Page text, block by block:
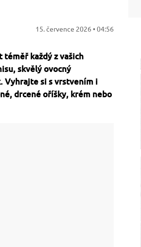
15. července 2026 • 04:56
každý z vašich
skvělý ovocný
Vyhrajte si s vrstvením i
drcené oříšky, krém nebo